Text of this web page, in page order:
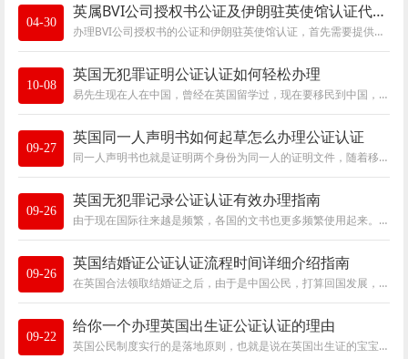
04-30
英属BVI公司授权书公证及伊朗驻英使馆认证代办指南，这里全都有！
办理BVI公司授权书的公证和伊朗驻英使馆认证，首先需要提供授权书的原件。这是整个流程的基础，确保文件的真实性和合法性。
10-08
英国无犯罪证明公证认证如何轻松办理
易先生现在人在中国，曾经在英国留学过，现在要移民到中国，移民局要求其提供在英国留学期间的无犯罪证明，并且加以认证。当英国所出具的英国
09-27
英国同一人声明书如何起草怎么办理公证认证
同一人声明书也就是证明两个身份为同一人的证明文件，随着移民英国的华人增加，移民英国的华人，会获取英国的身份证明，中国是不承认双国籍的
09-26
英国无犯罪记录公证认证有效办理指南
由于现在国际往来越是频繁，各国的文书也更多频繁使用起来。而英国无犯罪证明更是常用的文件，当在英国居住超过半年时间，中国公民要办理移民
09-26
英国结婚证公证认证流程时间详细介绍指南
在英国合法领取结婚证之后，由于是中国公民，打算回国发展，在国内买房，办理孩子的准生证等，都是需要提供结婚证的，这就涉及到英国结婚证在
09-22
给你一个办理英国出生证公证认证的理由
英国公民制度实行的是落地原则，也就是说在英国出生证的宝宝，自动成为英国公民。在英国出生后，可申请领取一份英国出生证明，该份出生证明在